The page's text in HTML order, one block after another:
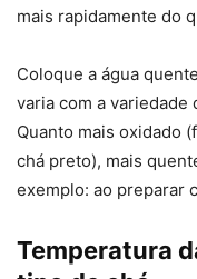
mais rapidamente do
Coloque a água
varia com a variedade
Quanto mais oxidado
chá preto), mais
exemplo: ao preparar
Temperatura